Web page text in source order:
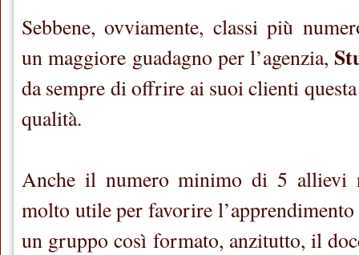
Sebbene, ovviamente, classi più
un maggiore guadagno per l’agenzia,
da sempre di offrire ai suoi clienti
qualità.
Anche il numero minimo di 5 allievi
molto utile per favorire
un gruppo così formato, anzitutto, il